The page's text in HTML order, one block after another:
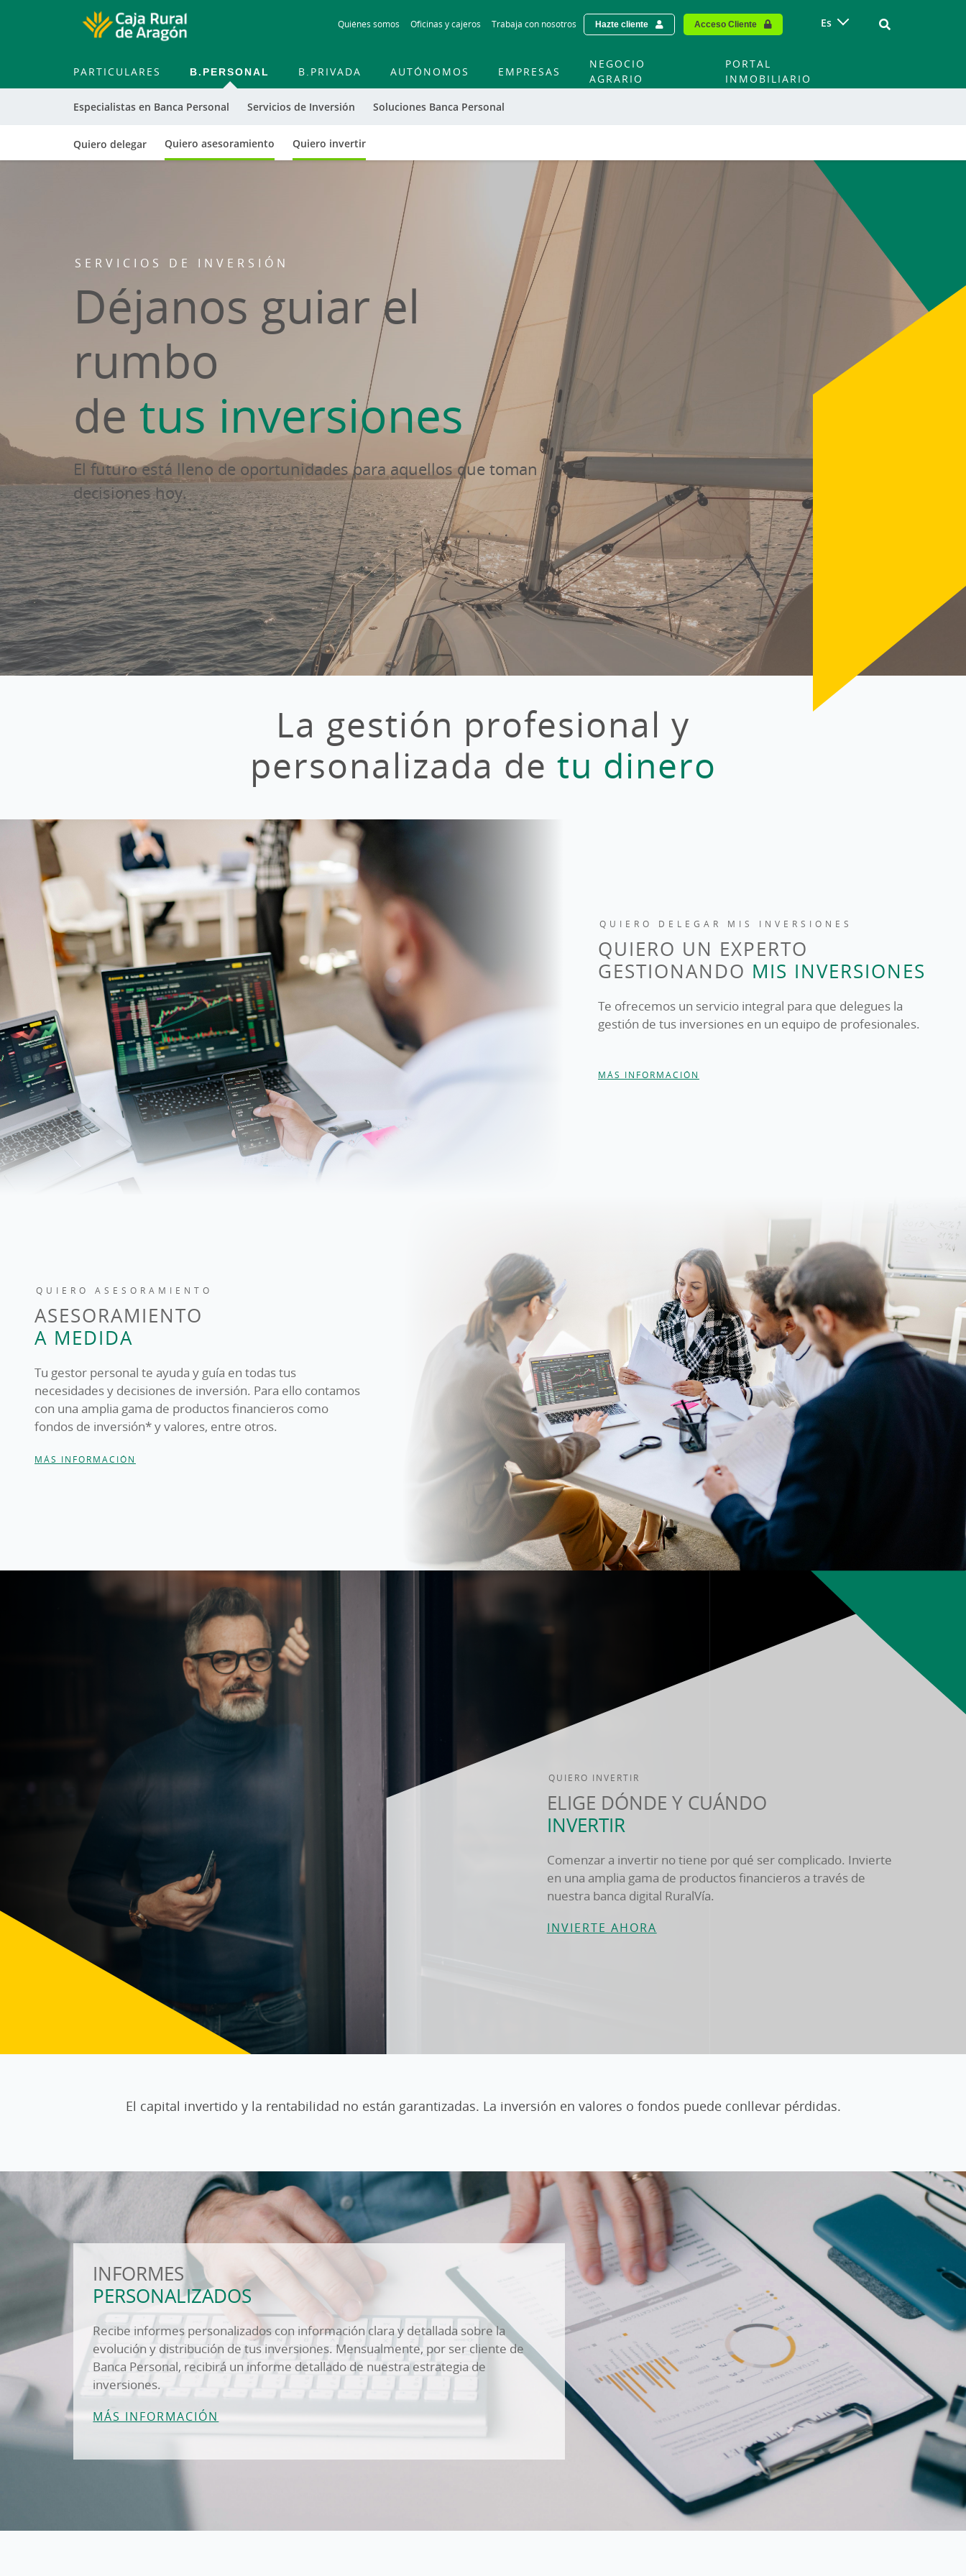
Quiénes somos Oficinas y cajeros Trabaja con nosotros Hazte cliente Acceso Cliente Es Vinculo -
PARTICULARES B.PERSONAL
Especialistas en Banca Personal Servicios de Inversión
Quiero delegar Quiero asesoramiento Quiero invertir
Soluciones Banca Personal
B.PRIVADA AUTÓNOMOS EMPRESAS
NEGOCIO
AGRARIO
PORTAL
INMOBILIARIO
SERVICIOS DE INVERSIÓN
Déjanos guiar el
rumbo
de tus inversiones
El futuro está lleno de oportunidades para aquellos que toman
decisiones hoy.
La gestión profesional y
personalizada de tu dinero
QUIERO DELEGAR MIS INVERSIONES
QUIERO UN EXPERTO
GESTIONANDO MIS INVERSIONES
Te ofrecemos un servicio integral para que delegues la
gestión de tus inversiones en un equipo de profesionales.
MÁS INFORMACIÓN
QUIERO ASESORAMIENTO
ASESORAMIENTO
A MEDIDA
Tu gestor personal te ayuda y guía en todas tus
necesidades y decisiones de inversión. Para ello contamos
con una amplia gama de productos financieros como
fondos de inversión* y valores, entre otros.
MÁS INFORMACIÓN
QUIERO INVERTIR
ELIGE DÓNDE Y CUÁNDO
INVERTIR
Comenzar a invertir no tiene por qué ser complicado. Invierte
en una amplia gama de productos financieros a través de
nuestra banca digital RuralVía.
INVIERTE AHORA
El capital invertido y la rentabilidad no están garantizadas. La inversión en valores o fondos puede conllevar pérdidas.
INFORMES
PERSONALIZADOS
Recibe informes personalizados con información clara y detallada sobre la
evolución y distribución de tus inversiones. Mensualmente, por ser cliente de
Banca Personal, recibirá un informe detallado de nuestra estrategia de
inversiones.
MÁS INFORMACIÓN